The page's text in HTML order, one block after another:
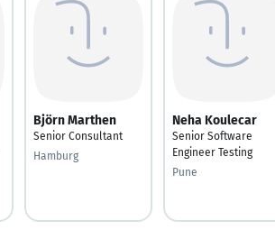
Björn Marthen
Senior Consultant
Hamburg
Neha Koulecar
Senior Software
Engineer Testing
Pune